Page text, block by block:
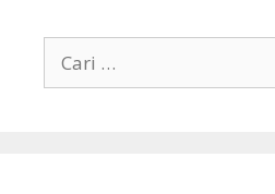
untuk: